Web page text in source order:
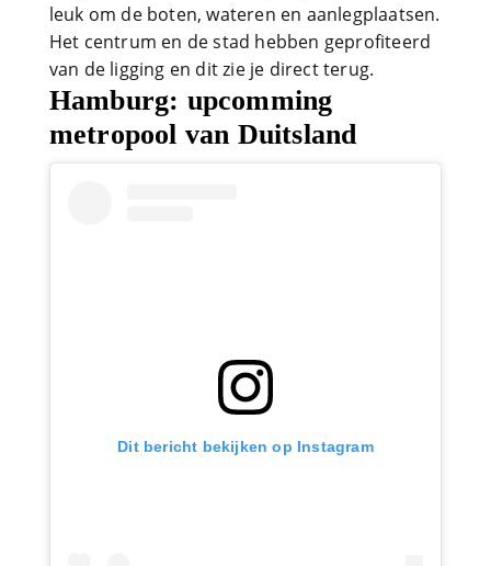
leuk om de boten, wateren en aanlegplaatsen.
Het centrum en de stad hebben geprofiteerd
van de ligging en dit zie je direct terug.
Hamburg: upcomming
metropool van Duitsland
Dit bericht bekijken op Instagram